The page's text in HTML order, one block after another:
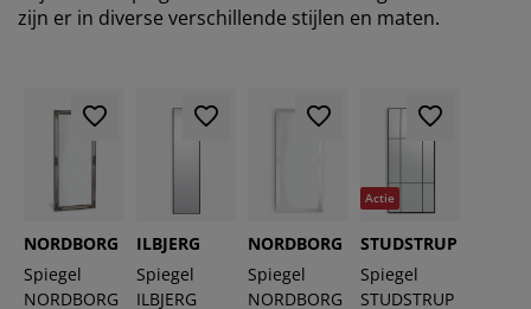
zijn er in diverse verschillende stijlen en maten.
NORDBORG
Spiegel
NORDBORG
ILBJERG
Spiegel
ILBJERG
NORDBORG
Spiegel
NORDBORG
Actie
STUDSTRUP
Spiegel
STUDSTRUP